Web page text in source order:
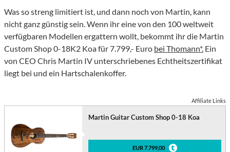
Was so streng limitiert ist, und dann noch von Martin, kann
nicht ganz günstig sein. Wenn ihr eine von den 100 weltweit
verfügbaren Modellen ergattern wollt, bekommt ihr die Martin
Custom Shop 0-18K2 Koa für 7.799,- Euro bei Thomann*. Ein
von CEO Chris Martin IV unterschriebenes Echtheitszertifikat
liegt bei und ein Hartschalenkoffer.
Affiliate Links
Martin Guitar Custom Shop 0-18 Koa
EUR 7.799,00